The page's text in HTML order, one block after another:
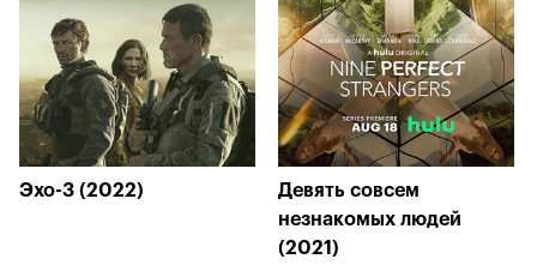
Эхо-3 (2022)
Девять совсем
незнакомых людей
(2021)